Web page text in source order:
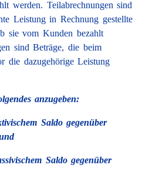
werden. Teilabrechnungen sind
Leistung in Rechnung gestellte
sie vom Kunden bezahlt
sind Beträge, die beim
die dazugehörige Leistung
anzugeben:
Saldo gegenüber
Saldo gegenüber